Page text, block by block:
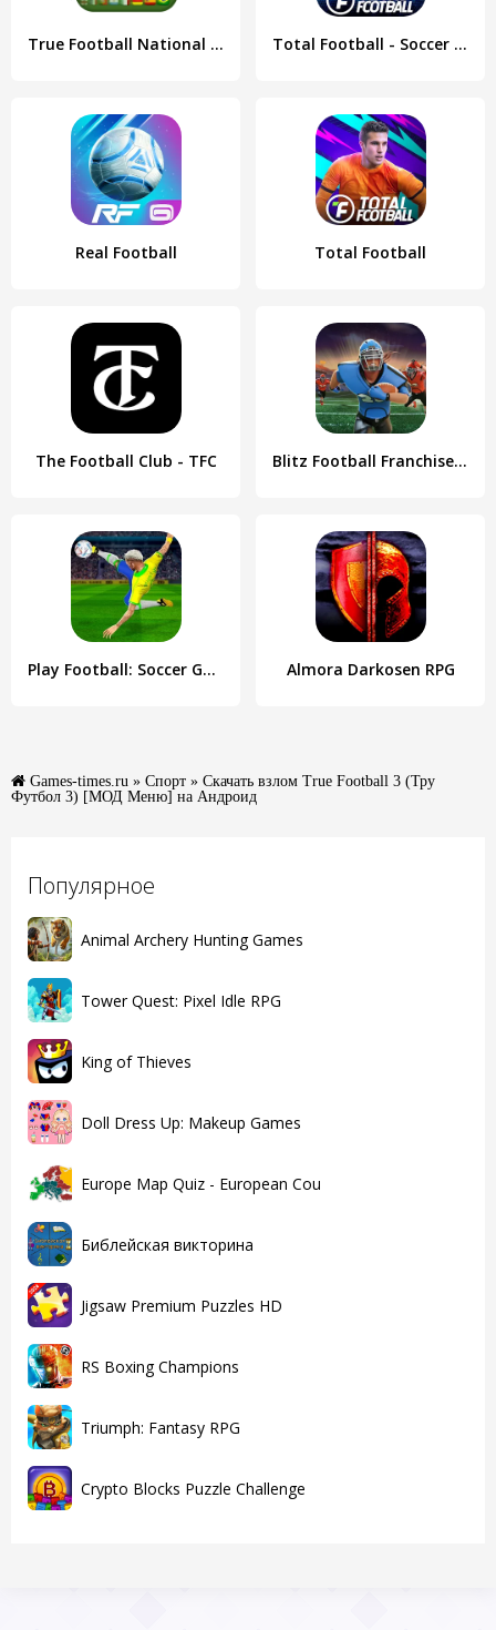
Популярное
Animal Archery Hunting Games
Tower Quest: Pixel Idle RPG
King of Thieves
Doll Dress Up: Makeup Games
Europe Map Quiz - European Cou
Библейская викторина
Jigsaw Premium Puzzles HD
RS Boxing Champions
Triumph: Fantasy RPG
Crypto Blocks Puzzle Challenge
True Football National Manager Total Football - Soccer Game
Real Football Total Football
The Football Club - TFC Blitz Football Franchise 2024
Play Football: Soccer Games Almora Darkosen RPG
Games-times.ru » Спорт » Скачать взлом True Football 3 (Тру
Футбол 3) [МОД Меню] на Андроид